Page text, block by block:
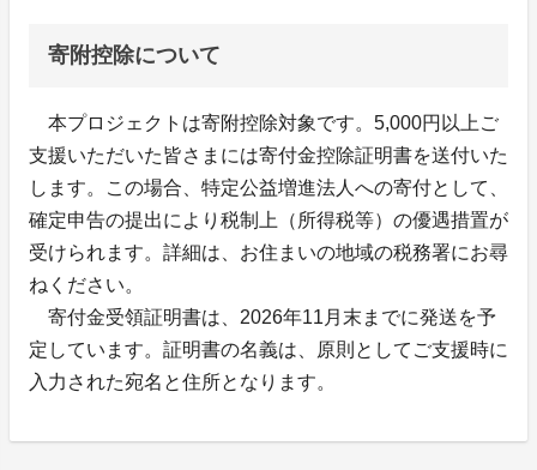
寄附控除について
本プロジェクトは寄附控除対象です。5,000円以上ご
支援いただいた皆さまには寄付金控除証明書を送付いた
します。この場合、特定公益増進法人への寄付として、
確定申告の提出により税制上（所得税等）の優遇措置が
受けられます。詳細は、お住まいの地域の税務署にお尋
ねください。
寄付金受領証明書は、2026年11月末までに発送を予
定しています。証明書の名義は、原則としてご支援時に
入力された宛名と住所となります。